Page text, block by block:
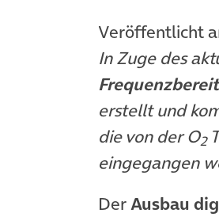
Veröffentlicht
In Zuge des
erstellt und
die von der O2
eingegangen
DerAusbau